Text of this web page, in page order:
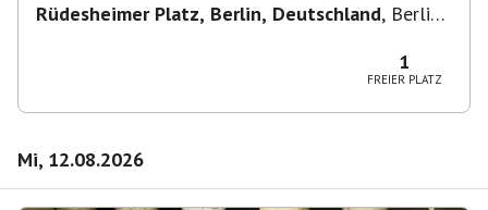
Rüdesheimer Platz, Berlin, Deutschland, Berlin-
1
FREIER PLATZ
Mi, 12.08.2026